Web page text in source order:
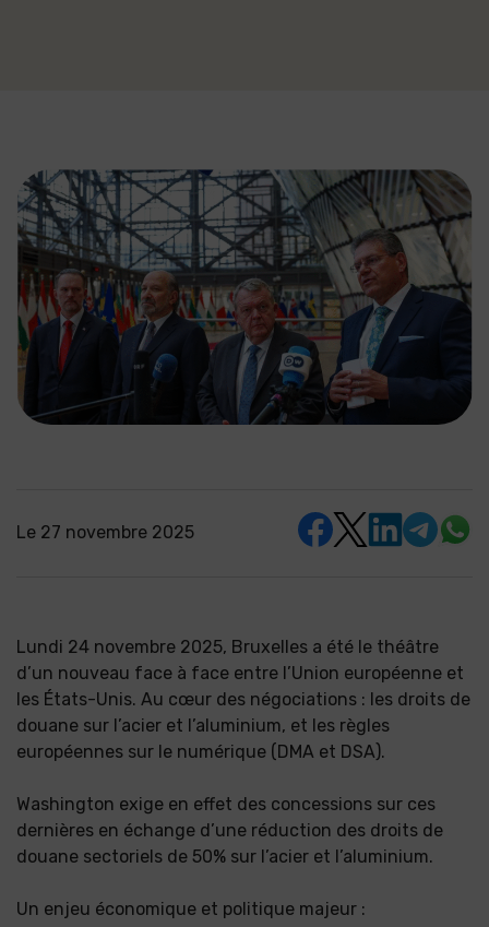
Le 27 novembre 2025
Lundi 24 novembre 2025, Bruxelles a été le théâtre
d’un nouveau face à face entre l’Union européenne et
les États-Unis. Au cœur des négociations : les droits de
douane sur l’acier et l’aluminium, et les règles
européennes sur le numérique (DMA et DSA).
Washington exige en effet des concessions sur ces
dernières en échange d’une réduction des droits de
douane sectoriels de 50% sur l’acier et l’aluminium.
Un enjeu économique et politique majeur :